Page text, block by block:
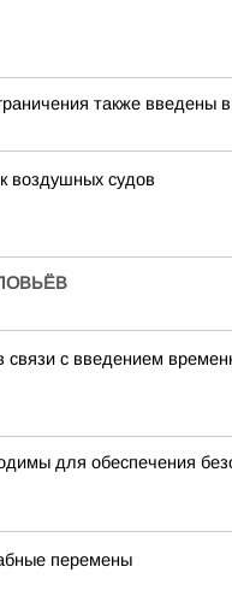
также введены
воздушных судов
с введением
для обеспечения
перемены